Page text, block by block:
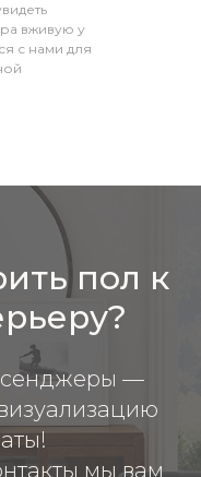
вживую у
с нами для
пол к
—
мы вам